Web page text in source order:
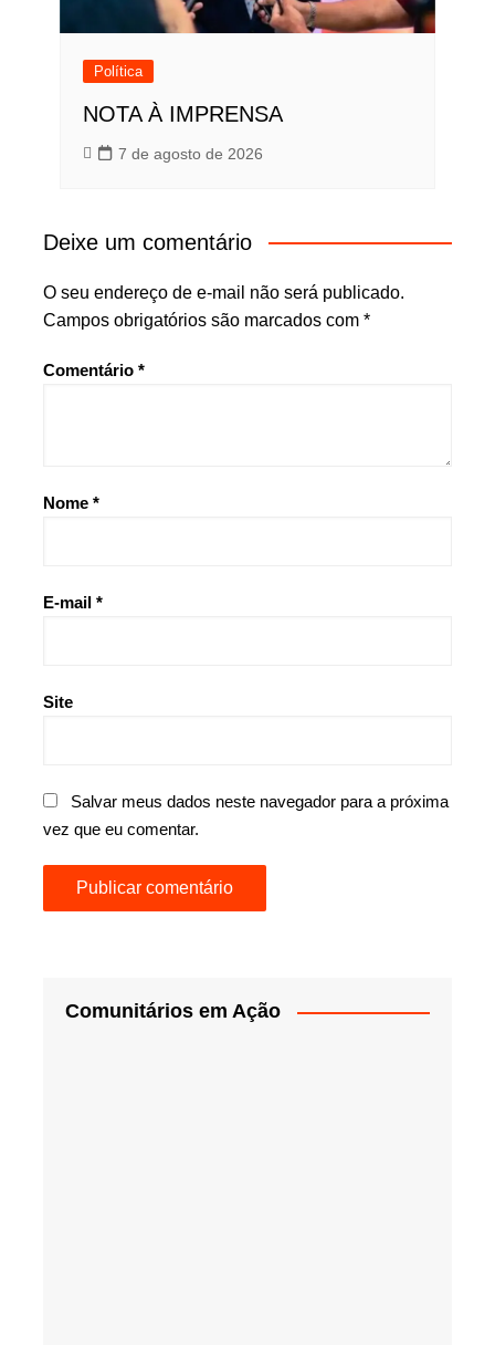
Política
NOTA À IMPRENSA
7 de agosto de 2026
Deixe um comentário
O seu endereço de e-mail não será publicado.
Campos obrigatórios são marcados com *
Comentário *
Nome *
E-mail *
Site
Salvar meus dados neste navegador para a próxima
vez que eu comentar.
Comunitários em Ação